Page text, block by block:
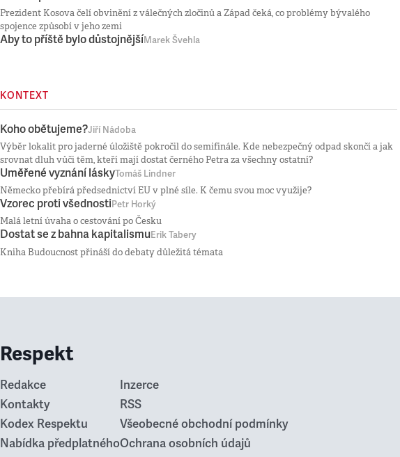
Prezident Kosova čelí obvinění z válečných zločinů a Západ čeká, co problémy bývalého
spojence způsobí v jeho zemi
Aby to příště bylo důstojnějšíMarek Švehla
KONTEXT
Koho obětujeme?Jiří Nádoba
Výběr lokalit pro jaderné úložiště pokročil do semifinále. Kde nebezpečný odpad skončí a jak
srovnat dluh vůči těm, kteří mají dostat černého Petra za všechny ostatní?
Uměřené vyznání láskyTomáš Lindner
Německo přebírá předsednictví EU v plné síle. K čemu svou moc využije?
Vzorec proti všednostiPetr Horký
Malá letní úvaha o cestování po Česku
Dostat se z bahna kapitalismuErik Tabery
Kniha Budoucnost přináší do debaty důležitá témata
Respekt
Redakce
Kontakty
Kodex Respektu
Nabídka předplatného
Inzerce
RSS
Všeobecné obchodní podmínky
Ochrana osobních údajů